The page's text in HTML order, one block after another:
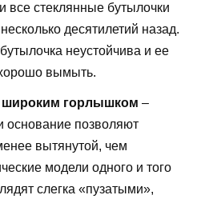
все стеклянные бутылочки
десятилетий назад.
неустойчива и ее
вымыть.
широким горлышком –
основание позволяют
вытянутой, чем
модели одного и того
слегка «пузатыми»,